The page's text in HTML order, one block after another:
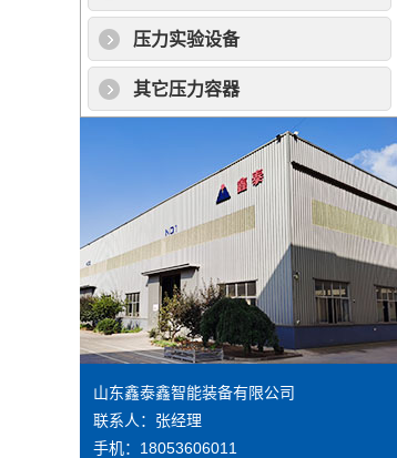
压力实验设备
其它压力容器
山东鑫泰鑫智能装备有限公司
联系人：张经理
手机：18053606011